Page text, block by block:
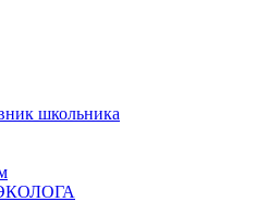
школьника